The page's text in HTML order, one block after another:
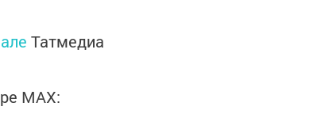
Татмедиа
MАХ: